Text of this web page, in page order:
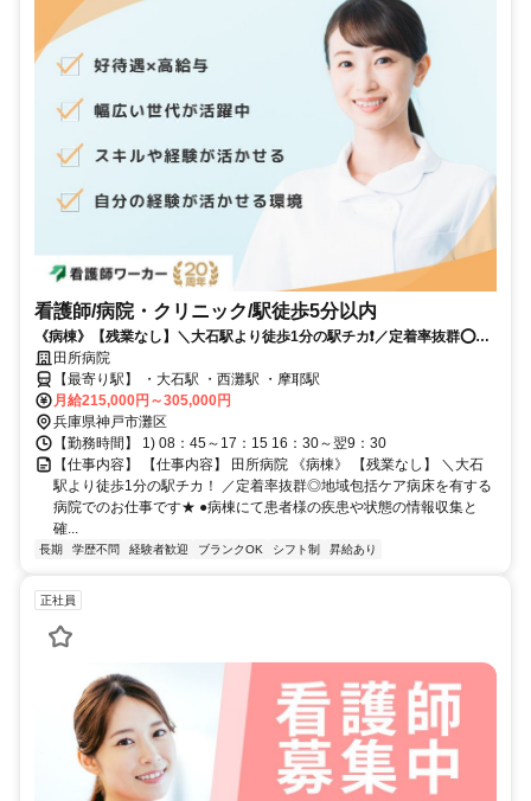
看護師/病院・クリニック/駅徒歩5分以内
《病棟》【残業なし】＼大石駅より徒歩1分の駅チカ❗️／定着率抜群⭕地
域包括ケア病床を有する病院でのお仕事です⭐
田所病院
【最寄り駅】 ・大石駅 ・西灘駅 ・摩耶駅
月給215,000円～305,000円
兵庫県神戸市灘区
【勤務時間】 1) 08：45～17：15 16：30～翌9：30
【仕事内容】 【仕事内容】 田所病院 《病棟》 【残業なし】 ＼大石
駅より徒歩1分の駅チカ！ ／定着率抜群◎地域包括ケア病床を有する
病院でのお仕事です★ ●病棟にて患者様の疾患や状態の情報収集と
確...
長期 学歴不問 経験者歓迎 ブランクOK シフト制 昇給あり
正社員